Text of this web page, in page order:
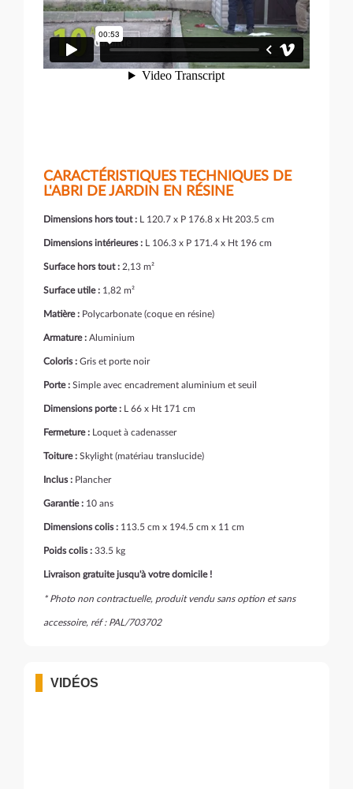
CARACTÉRISTIQUES TECHNIQUES DE
L'ABRI DE JARDIN EN RÉSINE
Dimensions hors tout : L 120.7 x P 176.8 x Ht 203.5 cm
Dimensions intérieures : L 106.3 x P 171.4 x Ht 196 cm
Surface hors tout : 2,13 m²
Surface utile : 1,82 m²
Matière : Polycarbonate (coque en résine)
Armature : Aluminium
Coloris : Gris et porte noir
Porte : Simple avec encadrement aluminium et seuil
Dimensions porte : L 66 x Ht 171 cm
Fermeture : Loquet à cadenasser
Toiture : Skylight (matériau translucide)
Inclus : Plancher
Garantie : 10 ans
Dimensions colis : 113.5 cm x 194.5 cm x 11 cm
Poids colis : 33.5 kg
Livraison gratuite jusqu'à votre domicile !
* Photo non contractuelle, produit vendu sans option et sans
accessoire, réf : PAL/703702
VIDÉOS